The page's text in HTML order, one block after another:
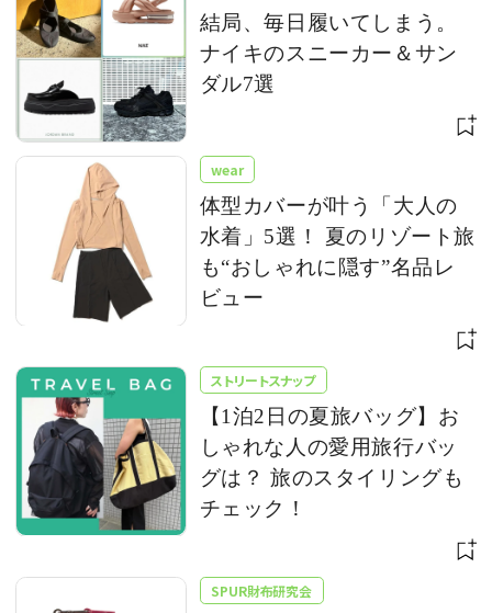
結局、毎日履いてしまう。
ナイキのスニーカー＆サン
ダル7選
wear
体型カバーが叶う「大人の
水着」5選！ 夏のリゾート旅
も“おしゃれに隠す”名品レ
ビュー
ストリートスナップ
【1泊2日の夏旅バッグ】お
しゃれな人の愛用旅行バッ
グは？ 旅のスタイリングも
チェック！
SPUR財布研究会